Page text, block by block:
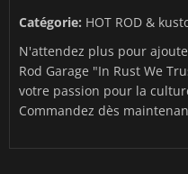
Catégorie: HOT ROD &
N'attendez plus pour
Rod Garage "In Rust We
votre passion pour la
Commandez dès